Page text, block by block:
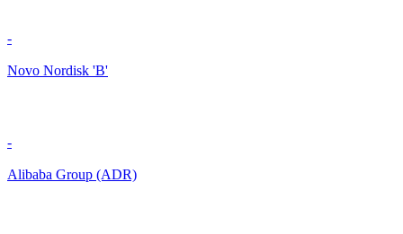
-
Novo Nordisk 'B'
-
Alibaba Group (ADR)